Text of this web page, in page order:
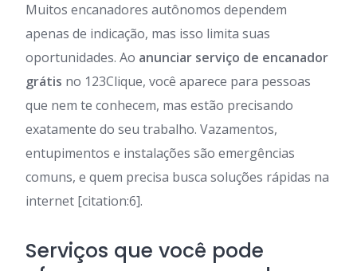
Muitos encanadores autônomos dependem
apenas de indicação, mas isso limita suas
oportunidades. Ao anunciar serviço de encanador
grátis no 123Clique, você aparece para pessoas
que nem te conhecem, mas estão precisando
exatamente do seu trabalho. Vazamentos,
entupimentos e instalações são emergências
comuns, e quem precisa busca soluções rápidas na
internet [citation:6].
Serviços que você pode